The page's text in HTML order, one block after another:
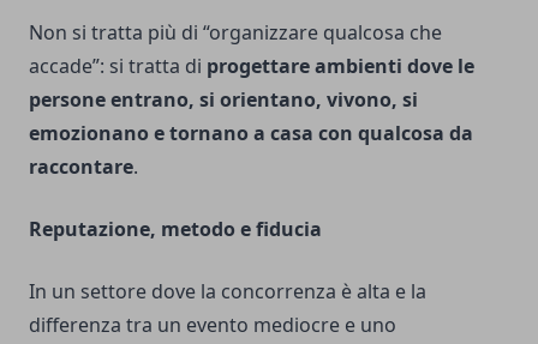
Non si tratta più di “organizzare qualcosa che
accade”: si tratta di progettare ambienti dove le
persone entrano, si orientano, vivono, si
emozionano e tornano a casa con qualcosa da
raccontare.
Reputazione, metodo e fiducia
In un settore dove la concorrenza è alta e la
differenza tra un evento mediocre e uno